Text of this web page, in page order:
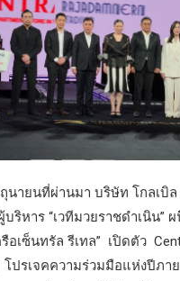
นายนที่ผ่านมา​ บริษัท โกลเบิล
บริหาร “เวทีมวยราชดำเนิน”
อเซ็นทรัล รีเทล” เปิดตัว
โปรเจคความร่วมมือแห่งปีภา